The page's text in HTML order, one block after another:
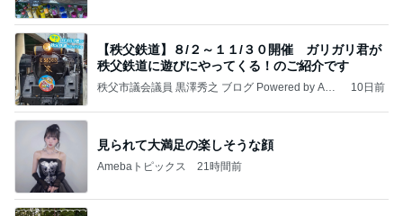
【秩父鉄道】８/２～１１/３０開催 ガリガリ君が
秩父鉄道に遊びにやってくる！のご紹介です
秩父市議会議員 黒澤秀之 ブログ Powered by Ame
10日前
見られて大満足の楽しそうな顔
Amebaトピックス 21時間前